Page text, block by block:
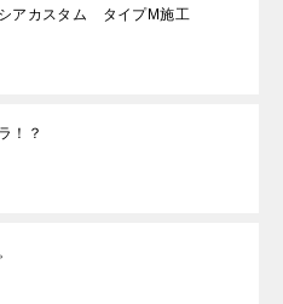
アカスタム タイプM施工
！？